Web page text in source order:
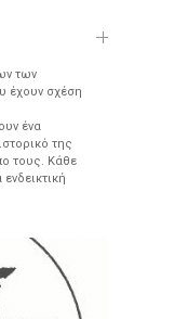
των
έχουν σχέση
ένα
της
τους. Κάθε